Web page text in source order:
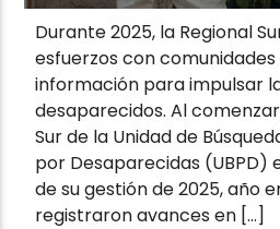
Durante 2025, la Regional
esfuerzos con
información para impulsar
desaparecidos. Al
Sur de la Unidad de
por Desaparecidas
de su gestión de 2025, año
registraron avances en […]